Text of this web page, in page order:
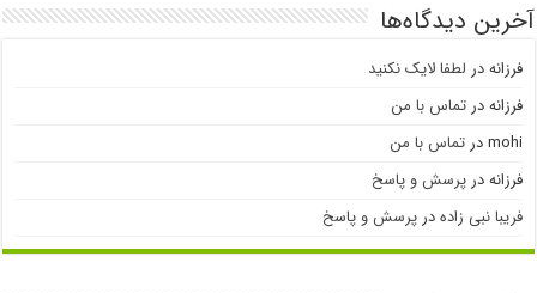
آخرین دیدگاه‌ها
فرزانهدر لطفا لایک نکنید
فرزانهدرتماس با من
mohiدرتماس با من
فرزانهدرپرسش و پاسخ
فریبا نبی زادهدرپرسش و پاسخ